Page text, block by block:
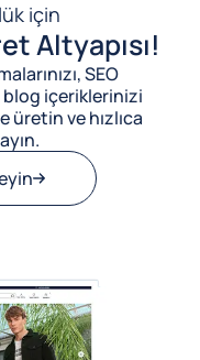
için
Altyapısı!
SEO
blog içeriklerinizi
üretin ve hızlıca